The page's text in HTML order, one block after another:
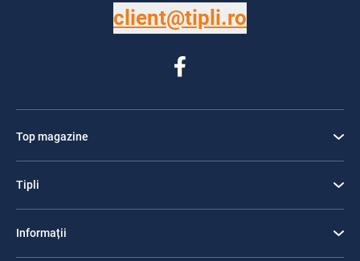
client@tipli.ro
Top magazine
Tipli
Informații